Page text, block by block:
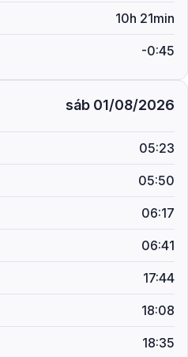
10h 21min
-0:45
sáb 01/08/2026
05:23
05:50
06:17
06:41
17:44
18:08
18:35